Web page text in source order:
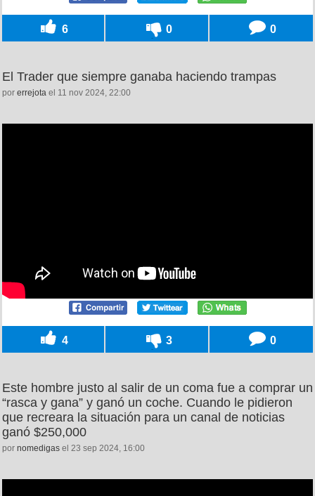
6 0 0
El Trader que siempre ganaba haciendo trampas
por errejota el 11 nov 2024, 22:00
4 3 0
Este hombre justo al salir de un coma fue a comprar un
“rasca y gana” y ganó un coche. Cuando le pidieron
que recreara la situación para un canal de noticias
ganó $250,000
por nomedigas el 23 sep 2024, 16:00